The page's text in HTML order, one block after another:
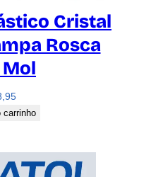
Cristal
Rosca
carrinho